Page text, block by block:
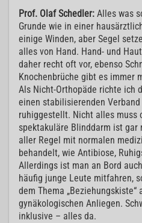
Prof. Olaf Schedler: Alles was
Grunde wie in einer
einige Winden, aber Segel
alles von Hand. Hand- und
daher recht oft vor, ebenso
Knochenbrüche gibt es immer
Als Nicht-Orthopäde richte ich
einen stabilisierenden
ruhiggestellt. Nicht alles muss
spektakuläre Blinddarm ist gar
aller Regel mit normalen
behandelt, wie Antibiose,
Allerdings ist man an Bord
häufig junge Leute mitfahren,
dem Thema
gynäkologischen Anliegen.
inklusive – alles da.